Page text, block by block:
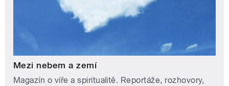
Mezi nebem a zemí
Magazín o víře a spiritualitě. Reportáže, rozhovory,